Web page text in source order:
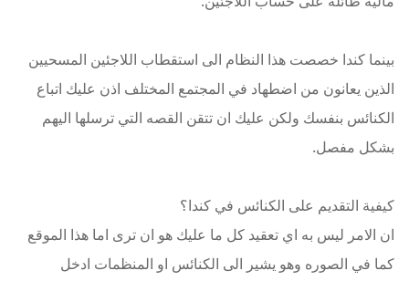
بينما كندا خصصت هذا النظام الى استقطاب اللاجئين المسحيين
الذين يعانون من اضطهاد في المجتمع المختلف اذن عليك اتباع
الكنائس بنفسك ولكن عليك ان تتقن القصه التي ترسلها اليهم
بشكل مفصل.
كيفية التقديم على الكنائس في كندا؟
ان الامر ليس به اي تعقيد كل ما عليك هو ان ترى اما هذا الموقع
كما في الصوره وهو يشير الى الكنائس او المنظمات ادخل